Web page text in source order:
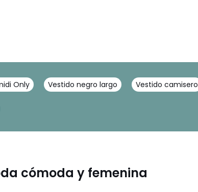
Only Vestido negro largo Vestido camisero
cómoda y femenina